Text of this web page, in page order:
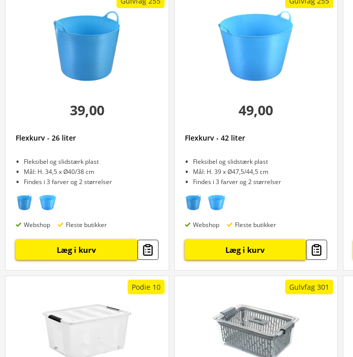
39,00
Flexkurv - 26 liter
Fleksibel og slidstærk plast
Mål: H. 34,5 x Ø40/38 cm
Findes i 3 farver og 2 størrelser
Webshop Fleste butikker
Læg i kurv
49,00
Flexkurv - 42 liter
Fleksibel og slidstærk plast
Mål: H. 39 x Ø47,5/44,5 cm
Findes i 3 farver og 2 størrelser
Webshop Fleste butikker
Læg i kurv
Podie 10 Gulvfag 301